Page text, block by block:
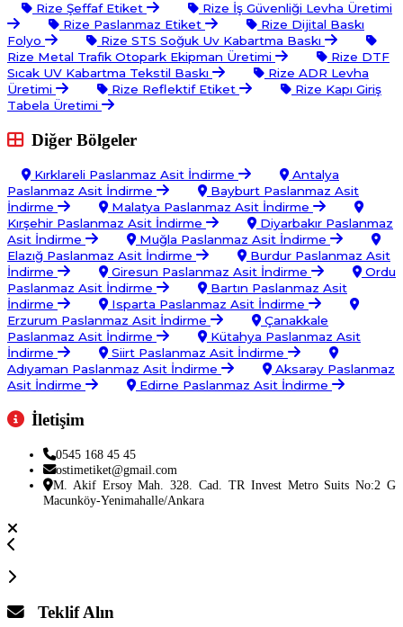
Rize Şeffaf Etiket
Rize İş Güvenliği Levha Üretimi
Rize Paslanmaz Etiket
Rize Dijital Baskı
Folyo
Rize STS Soğuk Uv Kabartma Baskı
Rize Metal Trafik Otopark Ekipman Üretimi
Rize DTF
Sıcak UV Kabartma Tekstil Baskı
Rize ADR Levha
Üretimi
Rize Reflektif Etiket
Rize Kapı Giriş
Tabela Üretimi
Diğer Bölgeler
Kırklareli Paslanmaz Asit İndirme
Antalya
Paslanmaz Asit İndirme
Bayburt Paslanmaz Asit
İndirme
Malatya Paslanmaz Asit İndirme
Kırşehir Paslanmaz Asit İndirme
Diyarbakır Paslanmaz
Asit İndirme
Muğla Paslanmaz Asit İndirme
Elazığ Paslanmaz Asit İndirme
Burdur Paslanmaz Asit
İndirme
Giresun Paslanmaz Asit İndirme
Ordu
Paslanmaz Asit İndirme
Bartın Paslanmaz Asit
İndirme
Isparta Paslanmaz Asit İndirme
Erzurum Paslanmaz Asit İndirme
Çanakkale
Paslanmaz Asit İndirme
Kütahya Paslanmaz Asit
İndirme
Siirt Paslanmaz Asit İndirme
Adıyaman Paslanmaz Asit İndirme
Aksaray Paslanmaz
Asit İndirme
Edirne Paslanmaz Asit İndirme
İletişim
0545 168 45 45
ostimetiket@gmail.com
M. Akif Ersoy Mah. 328. Cad. TR Invest Metro Suits No:2 G
Macunköy-Yenimahalle/Ankara
Teklif Alın